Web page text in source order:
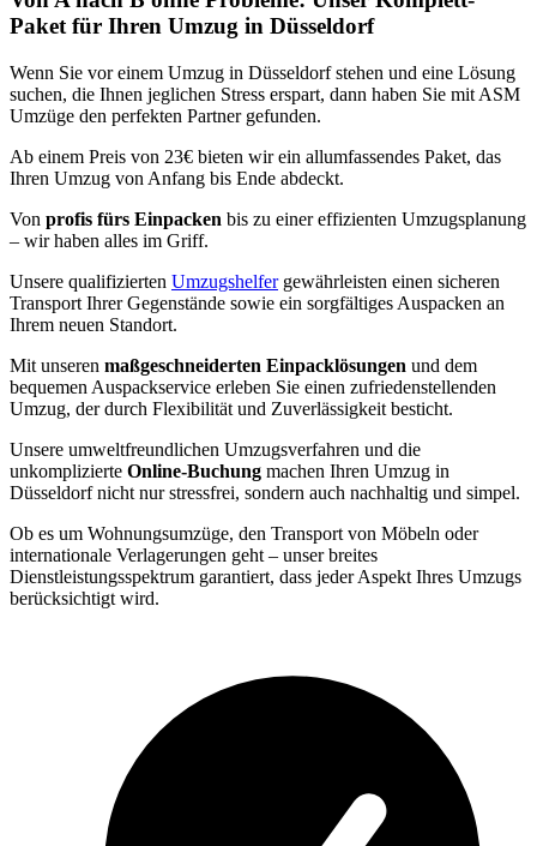
Paket für Ihren Umzug in Düsseldorf
Wenn Sie vor einem Umzug in Düsseldorf stehen und eine Lösung
suchen, die Ihnen jeglichen Stress erspart, dann haben Sie mit ASM
Umzüge den perfekten Partner gefunden.
Ab einem Preis von 23€ bieten wir ein allumfassendes Paket, das
Ihren Umzug von Anfang bis Ende abdeckt.
Von profis fürs Einpacken bis zu einer effizienten Umzugsplanung
– wir haben alles im Griff.
Unsere qualifizierten Umzugshelfergewährleisten einen sicheren
Transport Ihrer Gegenstände sowie ein sorgfältiges Auspacken an
Ihrem neuen Standort.
Mit unseren maßgeschneiderten Einpacklösungen und dem
bequemen Auspackservice erleben Sie einen zufriedenstellenden
Umzug, der durch Flexibilität und Zuverlässigkeit besticht.
Unsere umweltfreundlichen Umzugsverfahren und die
unkomplizierte Online-Buchung machen Ihren Umzug in
Düsseldorf nicht nur stressfrei, sondern auch nachhaltig und simpel.
Ob es um Wohnungsumzüge, den Transport von Möbeln oder
internationale Verlagerungen geht – unser breites
Dienstleistungsspektrum garantiert, dass jeder Aspekt Ihres Umzugs
berücksichtigt wird.